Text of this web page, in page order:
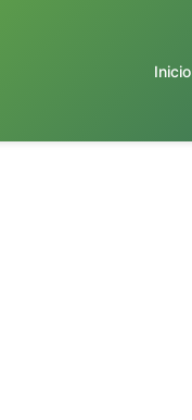
Inicio